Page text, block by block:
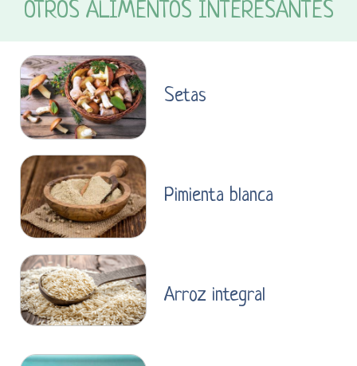
OTROS ALIMENTOS INTERESANTES
Setas
Pimienta blanca
Arroz integral